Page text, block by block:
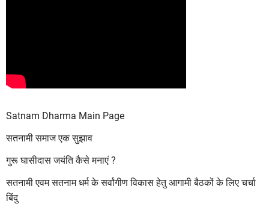
Satnam Dharma Main Page
सतनामी समाज एक सुझाव
गुरू घासीदास जयंति कैसे मनाएं ?
सतनामी एवम सतनाम धर्म के सर्वांगीण विकास हेतु आगामी बैठकों के लिए चर्चा
बिंदु